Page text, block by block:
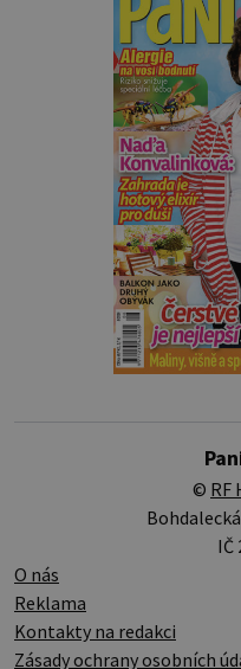
© RF
IČ
O nás
Reklama
Kontakty na redakci
Zásady ochrany osobních